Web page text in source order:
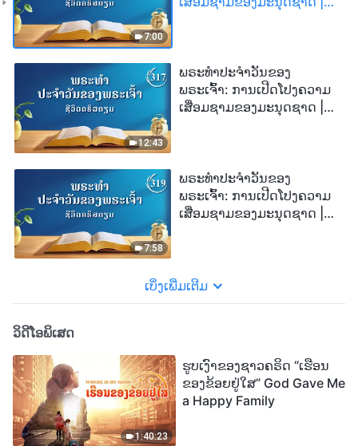
7:00
12:43
ພຣະທຳປະຈຳວັນຂອງ
ພຣະເຈົ້າ: ການເປີດໂປງຄວາມ
ເສື່ອມຊາມຂອງມະນຸດຊາດ |
7:58
ພຣະທຳປະຈຳວັນຂອງ
ພຣະເຈົ້າ: ການເປີດໂປງຄວາມ
ເສື່ອມຊາມຂອງມະນຸດຊາດ |
ເບິ່ງເພີ່ມເຕີມ
ວິດີໂອພິເສດ
1:40:23
ຮູບເງົາຂອງຊາວຄຣິດ “ເຮືອນ
ຂອງຂ້ອຍຢູ່ໃສ” God Gave Me
a Happy Family